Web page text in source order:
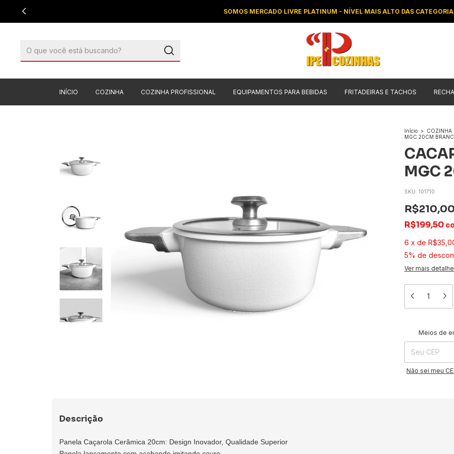
SOMOS MERCADO LIVRE PLATINUM - NÍVEL MAIS ALTO DAS
INÍCIO COZINHA COZINHA PROFISSIONAL EQUIPAMENTOS PARA BEBIDAS FRITADEIRAS E TACHOS
Início > COZINHA
MGC 20CM
MGC
SKU: 101710
R$210,00
R$199,50
6 x de
5% de
Ver mais
Entregas para o
Meios de
Não sei meu
Descrição
Panela Caçarola Cerâmica 20cm: Design Inovador, Qualidade Superior